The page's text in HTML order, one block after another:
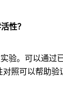
性？
验。可以通
照可以帮助